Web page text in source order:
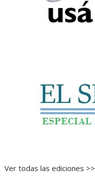
Ver todas las ediciones >>